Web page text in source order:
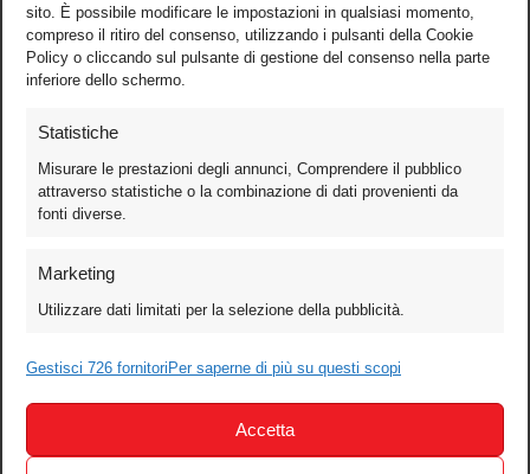
sito. È possibile modificare le impostazioni in qualsiasi momento,
compreso il ritiro del consenso, utilizzando i pulsanti della Cookie
Policy o cliccando sul pulsante di gestione del consenso nella parte
inferiore dello schermo.
Statistiche
Misurare le prestazioni degli annunci, Comprendere il pubblico
attraverso statistiche o la combinazione di dati provenienti da
fonti diverse.
Marketing
Utilizzare dati limitati per la selezione della pubblicità.
Gestisci 726 fornitori Per saperne di più su questi scopi
Accetta
Games
Test